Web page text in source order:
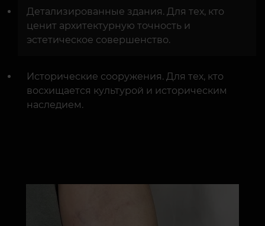
Детализированные здания. Для тех, кто
ценит архитектурную точность и
эстетическое совершенство.
Исторические сооружения. Для тех, кто
восхищается культурой и историческим
наследием.